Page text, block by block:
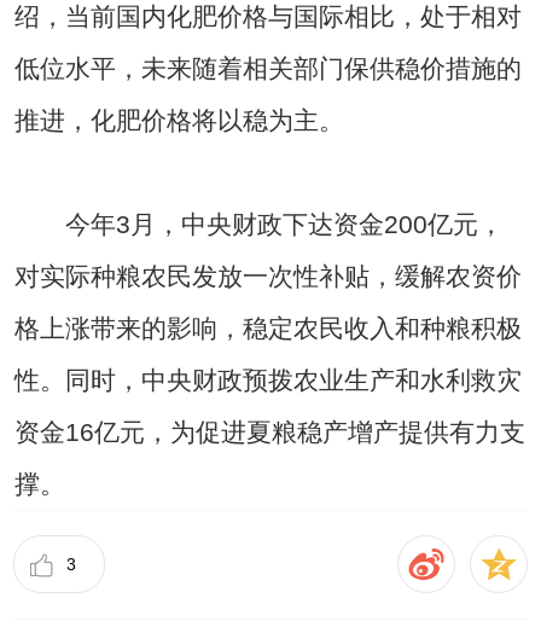
绍，当前国内化肥价格与国际相比，处于相对
低位水平，未来随着相关部门保供稳价措施的
推进，化肥价格将以稳为主。
今年3月，中央财政下达资金200亿元，
对实际种粮农民发放一次性补贴，缓解农资价
格上涨带来的影响，稳定农民收入和种粮积极
性。同时，中央财政预拨农业生产和水利救灾
资金16亿元，为促进夏粮稳产增产提供有力支
撑。
3